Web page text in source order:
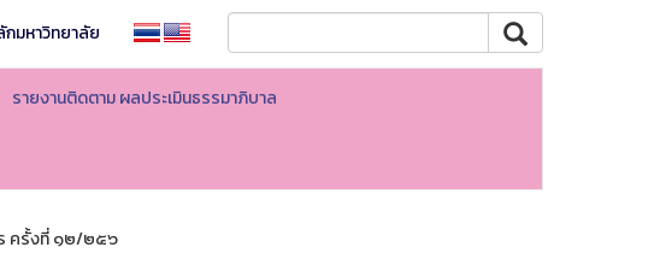
กมหาวิทยาลัย
รายงานติดตาม ผลประเมินธรรมาภิบาล
ร ครั้งที่ ๑๒/๒๕๖